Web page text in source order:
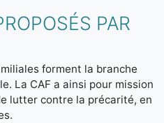
PAR
forment la branche
La CAF a ainsi pour mission
lutter contre la précarité, en